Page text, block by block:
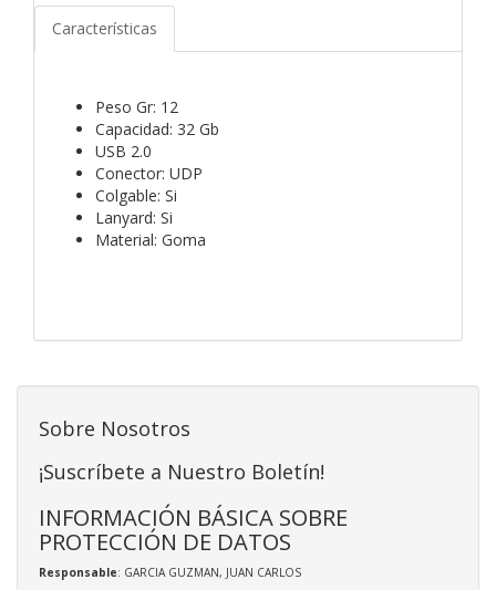
Características
Peso Gr: 12
Capacidad: 32 Gb
USB 2.0
Conector: UDP
Colgable: Si
Lanyard: Si
Material: Goma
Sobre Nosotros
¡Suscríbete a Nuestro Boletín!
INFORMACIÓN BÁSICA SOBRE
PROTECCIÓN DE DATOS
Responsable: GARCIA GUZMAN, JUAN CARLOS